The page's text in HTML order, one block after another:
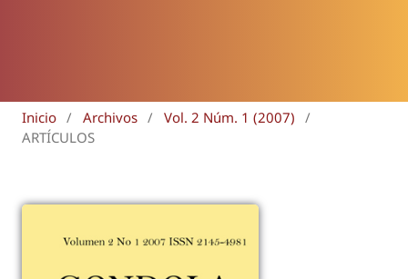
Inicio / Archivos / Vol. 2 Núm. 1 (2007)
/
ARTÍCULOS